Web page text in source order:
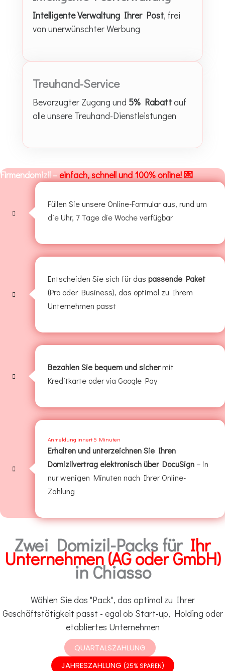
Intelligente Verwaltung Ihrer Post, frei
von unerwünschter Werbung
Treuhand-Service
Bevorzugter Zugang und 5% Rabattauf
alle unsere Treuhand-Dienstleistungen
Firmendomizil –einfach, schnell und 100% online! 💌
Füllen Sie unsere Online-Formular aus, rund um
die Uhr, 7 Tage die Woche verfügbar
Entscheiden Sie sich für das passende Paket
(Pro oder Business), das optimal zu Ihrem
Unternehmen passt
Bezahlen Sie bequem und sichermit
Kreditkarte oder via Google Pay
Anmeldung innert 5 Minuten
Erhalten und unterzeichnen Sie Ihren
Domizilvertrag elektronisch über DocuSign – in
nur wenigen Minuten nach Ihrer Online-
Zahlung
Zwei Domizil-Packs für Ihr
Unternehmen (AG oder GmbH)
in Chiasso
Wählen Sie das "Pack", das optimal zu Ihrer
Geschäftstätigkeit passt - egal ob Start-up, Holding oder
etabliertes Unternehmen
QUARTALSZAHLUNG
JAHRESZAHLUNG (25% SPAREN)